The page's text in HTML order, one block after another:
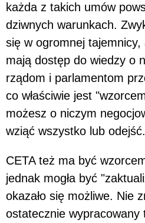
każda z takich umów
dziwnych warunkach.
się w ogromnej
mają dostęp do wiedzy o
rządom i parlamentom
co właściwie jest
możesz o niczym
wziąć wszystko lub odejść.
CETA też ma być
jednak mogła być
okazało się możliwe. Nie
ostatecznie wypracowany